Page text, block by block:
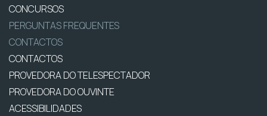
CONCURSOS
PERGUNTAS FREQUENTES
CONTACTOS
CONTACTOS
PROVEDORA DO TELESPECTADOR
PROVEDORA DO OUVINTE
ACESSIBILIDADES